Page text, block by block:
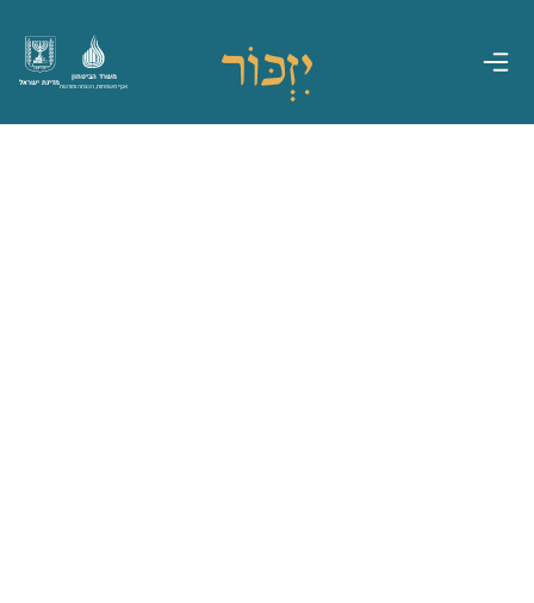
מדינת ישראל
משרד הביטחון
אגף משפחות, הנצחה ומורשת